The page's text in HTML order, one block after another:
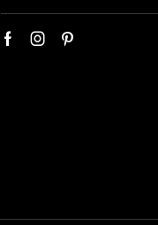
Facebook
InstagramPinterest